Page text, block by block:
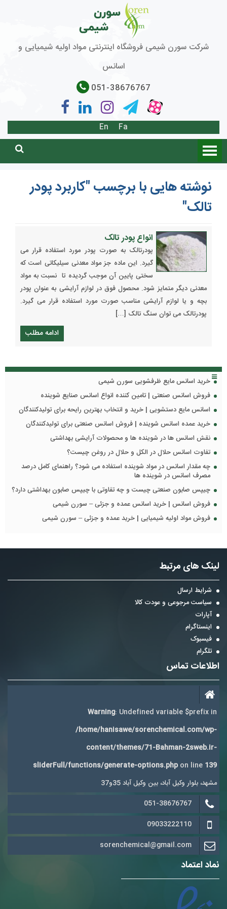
شرکت سورن شیمی فروشگاه اینترنتی مواد اولیه شیمیایی و
اسانس
051-38676767
Fa
En
نوشته هایی با برچسب "کاربرد پودر
تالک"
انواع پودر تالک
پودرتالک به صورت پودر مورد استفاده قرار می
گیرد. این ماده جز مواد معدنی سیلیکاتی است که
سختی پایین آن موجب گردیده تا نسبت به مواد
معدنی دیگر متمایز شود. محصول فوق در لوازم آرایشی به عنوان پودر
بچه و یا لوازم آرایشی مناسب صورت مورد استفاده قرار می گیرد.
پودرتالک می توان سنگ تالک […]
ادامه مطلب
خرید اسانس مایع ظرفشویی سورن شیمی
فروش اسانس صنعتی | تامین کننده انواع اسانس صنایع شوینده
اسانس مایع دستشویی | خرید و انتخاب بهترین رایحه برای تولیدکنندگان
خرید عمده اسانس شوینده | فروش اسانس صنعتی برای تولیدکنندگان
نقش اسانس ها در شوینده ها و محصولات آرایشی بهداشتی
تفاوت اسانس حلال در الکل و حلال در روغن چیست؟
چه مقدار اسانس در مواد شوینده استفاده می شود؟ راهنمای کامل درصد
مصرف اسانس در شوینده ها
چیپس صابون صنعتی چیست و چه تفاوتی با چیپس صابون بهداشتی دارد؟
فروش اسانس | خرید اسانس عمده و جزئی – سورن شیمی
فروش مواد اولیه شیمیایی | خرید عمده و جزئی – سورن شیمی
لینک های مرتبط
شرایط ارسال
سیاست مرجوعی و عودت کالا
آپارات
اینستاگرام
فیسبوک
تلگرام
اطلاعات تماس
Warning: Undefined variable $prefix in
/home/hanisawe/sorenchemical.com/wp-
content/themes/71-Bahman-2sweb.ir-
sliderFull/functions/generate-options.php on line 139
مشهد، بلوار وکیل آباد، بین وکیل آباد 35و37
051-38676767
09033222110
sorenchemical@gmail.com
نماد اعتماد